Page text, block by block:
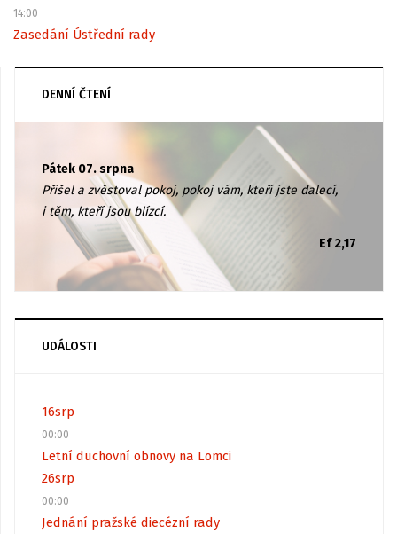
14:00
Zasedání Ústřední rady
DENNÍ ČTENÍ
Pátek 07. srpna
Přišel a zvěstoval pokoj, pokoj vám, kteří jste dalecí,
i těm, kteří jsou blízcí.
Ef 2,17
UDÁLOSTI
16srp
00:00
Letní duchovní obnovy na Lomci
26srp
00:00
Jednání pražské diecézní rady